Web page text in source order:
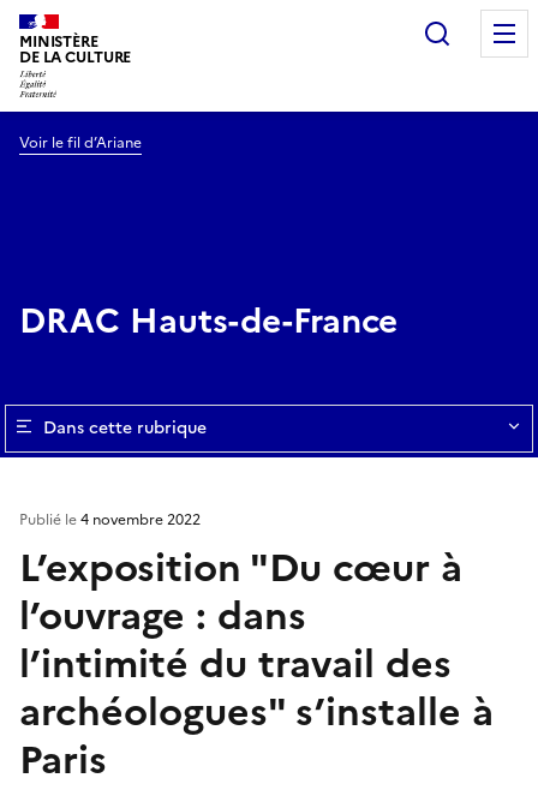
MINISTÈRE
DE LA CULTURE
Voir le fil d’Ariane
DRAC Hauts-de-France
Dans cette rubrique
L’exposition "Du cœur à
l’ouvrage : dans
l’intimité du travail des
archéologues" s’installe à
Paris
Publié le4 novembre 2022